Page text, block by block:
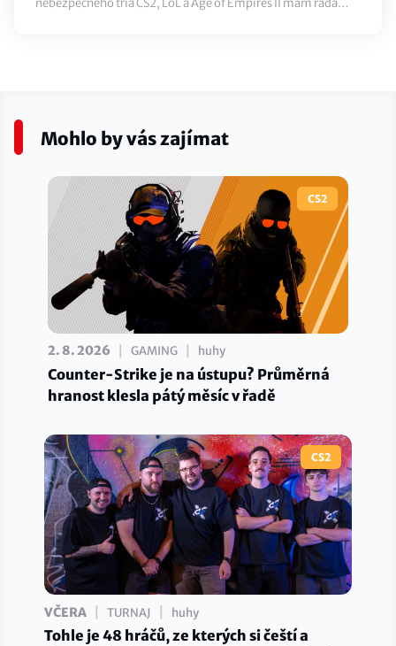
nebezpečného tria CS2, LoL a Age of Empires II mám ráda
Mohlo by vás zajímat
CS2
2. 8. 2026 GAMING huhy
Counter-Strike je na ústupu? Průměrná
hranost klesla pátý měsíc v řadě
CS2
VČERA TURNAJ huhy
Tohle je 48 hráčů, ze kterých si čeští a